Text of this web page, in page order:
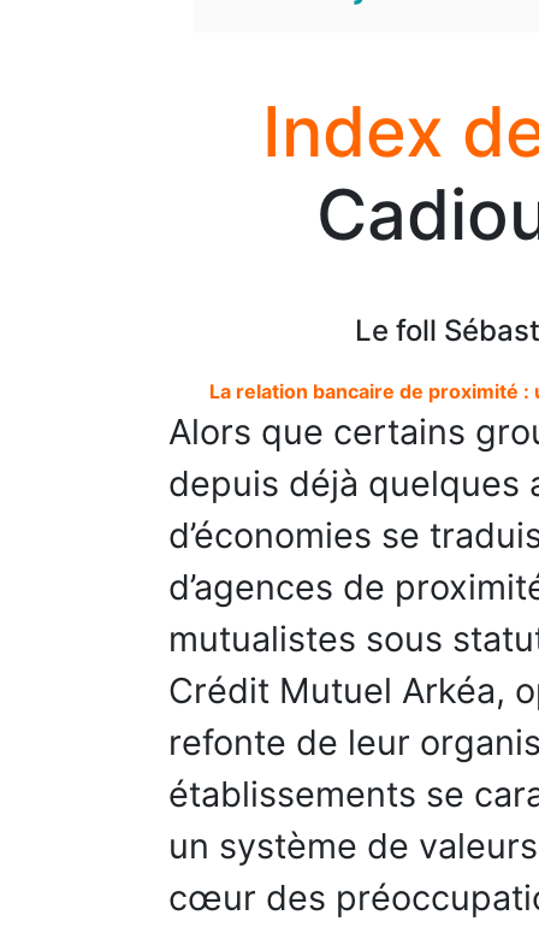
Index
Le foll
La relation bancaire de proximité
Alors que certains
depuis déjà quelques
d’économies se
d’agences de
mutualistes sous
Crédit Mutuel Arkéa,
refonte de leur
établissements se
un système de
cœur des